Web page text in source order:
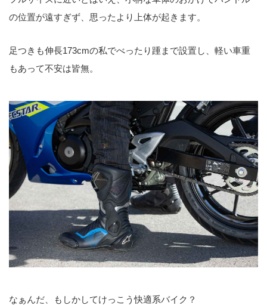
の位置が遠すぎず、思ったより上体が起きます。
足つきも伸長173cmの私でべったり踵まで設置し、軽い車重
もあって不安は皆無。
なぁんだ、もしかしてけっこう快適系バイク？